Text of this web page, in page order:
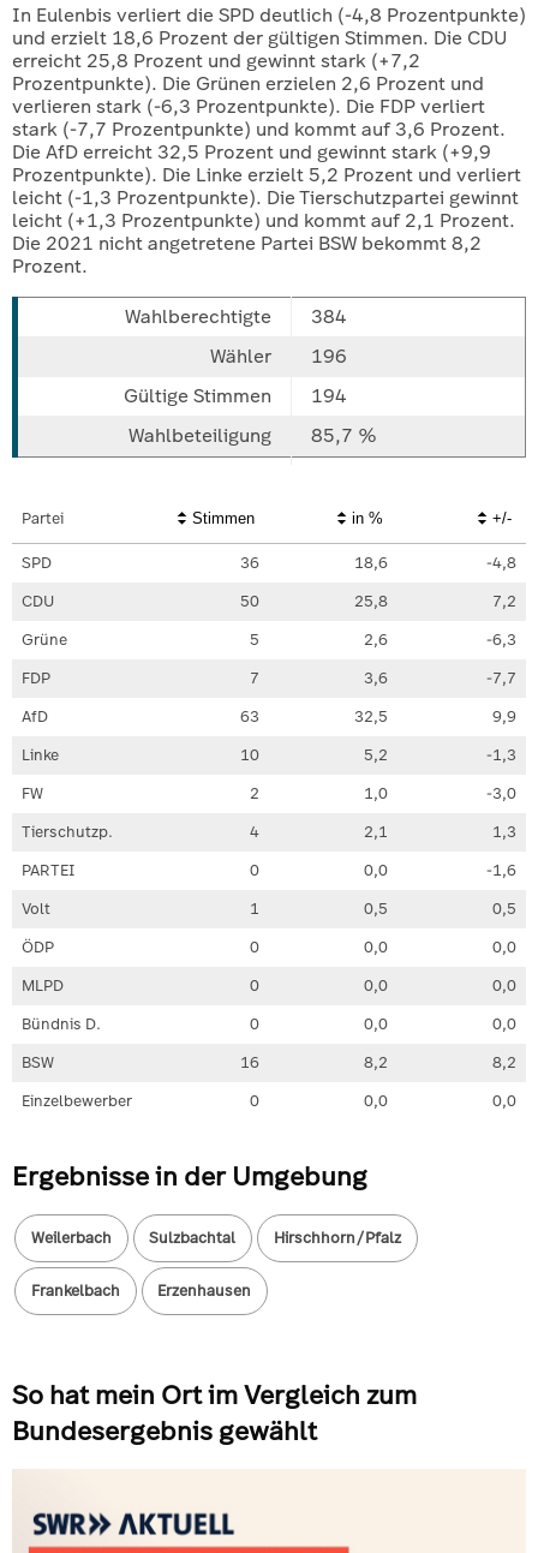
In Eulenbis verliert die SPD deutlich (-4,8 Prozentpunkte)
und erzielt 18,6 Prozent der gültigen Stimmen. Die CDU
erreicht 25,8 Prozent und gewinnt stark (+7,2
Prozentpunkte). Die Grünen erzielen 2,6 Prozent und
verlieren stark (-6,3 Prozentpunkte). Die FDP verliert
stark (-7,7 Prozentpunkte) und kommt auf 3,6 Prozent.
Die AfD erreicht 32,5 Prozent und gewinnt stark (+9,9
Prozentpunkte). Die Linke erzielt 5,2 Prozent und verliert
leicht (-1,3 Prozentpunkte). Die Tierschutzpartei gewinnt
leicht (+1,3 Prozentpunkte) und kommt auf 2,1 Prozent.
Die 2021 nicht angetretene Partei BSW bekommt 8,2
Prozent.
384
196
194
85,7 %
Partei Stimmen in % +/-
SPD 36 18,6
-4,8
CDU
50 25,8
7,2
Grüne
5 2,6
-6,3
FDP
7 3,6
-7,7
AfD
63 32,5
9,9
Linke
10 5,2
-1,3
FW
2 1,0
-3,0
Tierschutzp.
4 2,1
1,3
PARTEI
0 0,0
-1,6
Volt
1 0,5
0,5
ÖDP
0 0,0
0,0
MLPD
0 0,0
0,0
Bündnis D.
0 0,0
0,0
BSW
16 8,2
8,2
Einzelbewerber
0 0,0 0,0
Ergebnisse in der Umgebung
Weilerbach Sulzbachtal Hirschhorn/Pfalz
Frankelbach Erzenhausen
So hat mein Ort im Vergleich zum
Bundesergebnis gewählt